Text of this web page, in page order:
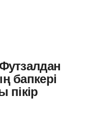
бапкері
пікір